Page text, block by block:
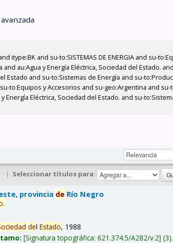
and su-to:SISTEMAS DE ENERGIA and su-
au:Agua y Energía Eléctrica, Sociedad del Estado.
Estado and su-to:Sistemas de Energía and su-
to:Equipos y Accesorios and su-geo:Argentina and
Energía Eléctrica, Sociedad del Estado. and su-
| Seleccionar títulos para:
provincia de Río Negro
.
delEstado, 1988
Signatura topográfica:621.374.5/A282/v.2 (3).